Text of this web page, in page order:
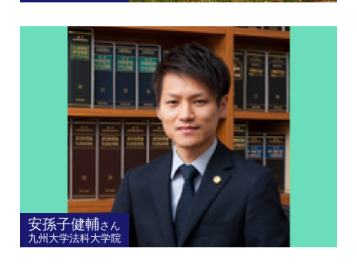
安孫子健輔さん
九州大学法科大学院